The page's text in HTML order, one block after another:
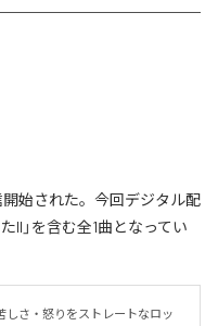
開始された。今回デジタル配
II」を含む全1曲となってい
さ・怒りをストレートなロッ